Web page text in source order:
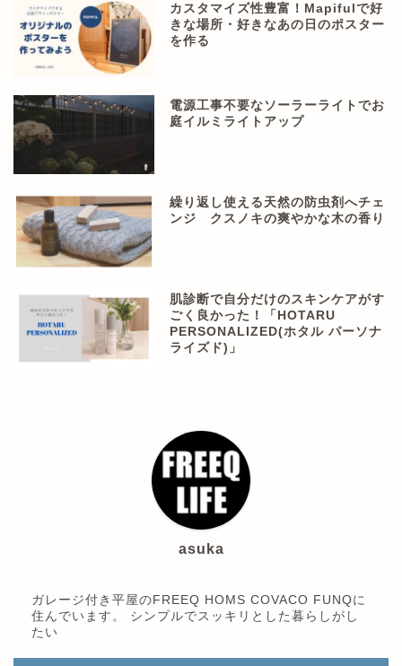
カスタマイズ性豊富！Mapifulで好
きな場所・好きなあの日のポスター
を作る
電源工事不要なソーラーライトでお
庭イルミライトアップ
繰り返し使える天然の防虫剤へチェ
ンジ クスノキの爽やかな木の香り
肌診断で自分だけのスキンケアがす
ごく良かった！「HOTARU
PERSONALIZED(ホタル パーソナ
ライズド)」
asuka
ガレージ付き平屋のFREEQ HOMS COVACO FUNQに
住んでいます。 シンプルでスッキリとした暮らしがし
たい